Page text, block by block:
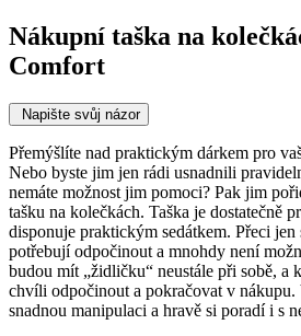
Nákupní taška na
Comfort
Napište svůj názor
Přemýšlíte nad praktickým dárkem pro
Nebo byste jim jen rádi usnadnili
nemáte možnost jim pomoci? Pak jim
tašku na kolečkách. Taška je dostatečně
disponuje praktickým sedátkem. Přeci jen
potřebují odpočinout a mnohdy není
budou mít „židličku“ neustále při sobě, a
chvíli odpočinout a pokračovat v
snadnou manipulaci a hravě si poradí i s